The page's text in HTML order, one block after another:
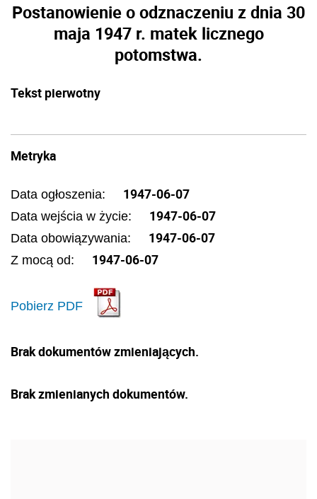
Postanowienie o odznaczeniu z dnia 30
maja 1947 r. matek licznego
potomstwa.
Tekst pierwotny
Metryka
Data ogłoszenia: 1947-06-07
Data wejścia w życie: 1947-06-07
Data obowiązywania: 1947-06-07
Z mocą od: 1947-06-07
Pobierz PDF
Brak dokumentów zmieniających.
Brak zmienianych dokumentów.